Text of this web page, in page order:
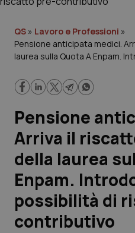
Governo e Parlamento
Regioni e Asl
Lavoro e Professioni
Scienza e Farmaci
Studi e Analisi
Lettere al direttore
Edizioni Regionali
QS » Lavoro e Professioni »
Pensione anticipata medici.
laurea sulla Quota A Enpam.
Pensione
Arriva il
della laurea
Enpam.
possibilità di
contributivo